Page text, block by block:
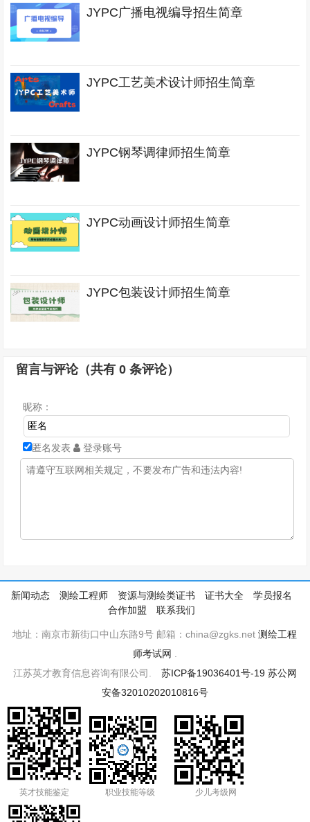
JYPC广播电视编导招生简章
JYPC工艺美术设计师招生简章
JYPC钢琴调律师招生简章
JYPC动画设计师招生简章
JYPC包装设计师招生简章
留言与评论（共有0 条评论）
昵称：
匿名发表 登录账号
新闻动态 测绘工程师 资源与测绘类证书 证书大全
学员报名
合作加盟
联系我们
地址：南京市新街口中山东路9号 邮箱：china@zgks.net测绘工程
师考试网
江苏英才教育信息咨询有限公司. 苏ICP备19036401号-19 苏公网
安备32010202010816号
英才技能鉴定 职业技能等级 少儿考级网